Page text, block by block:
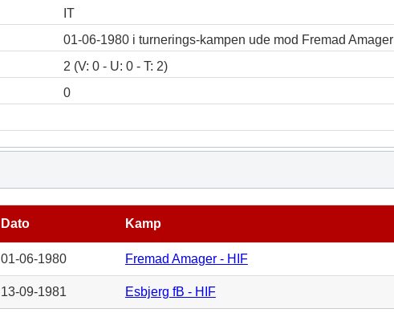
IT
01-06-1980 i turnerings-kampen ude mod Fremad Amager
2 (V: 0 - U: 0 - T: 2)
0
Dato Kamp
01-06-1980 Fremad Amager - HIF
13-09-1981 Esbjerg fB - HIF